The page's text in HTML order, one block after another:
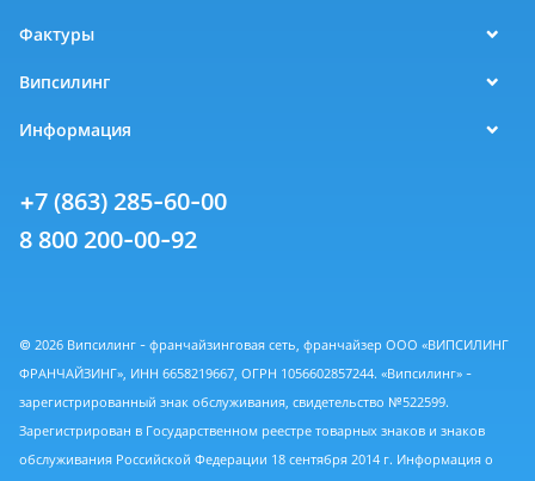
Фактуры
Випсилинг
Информация
+7 (863) 285-60-00
8 800 200-00-92
© 2026 Випсилинг - франчайзинговая сеть, франчайзер ООО «ВИПСИЛИНГ
ФРАНЧАЙЗИНГ», ИНН 6658219667, ОГРН 1056602857244. «Випсилинг» -
зарегистрированный знак обслуживания, свидетельство №522599.
Зарегистрирован в Государственном реестре товарных знаков и знаков
обслуживания Российской Федерации 18 сентября 2014 г. Информация о